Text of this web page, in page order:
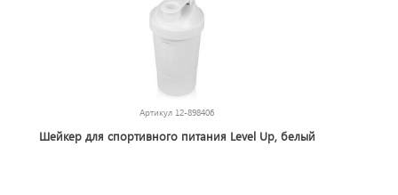
Артикул 12-898406
Шейкер для спортивного питания Level Up, белый